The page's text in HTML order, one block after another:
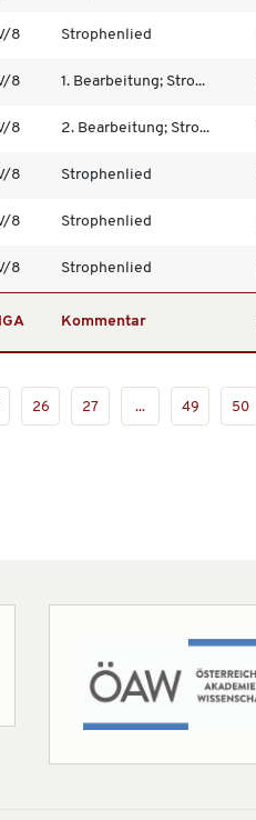
8 Strophenlied
8 1. Bearbeitung; Stro...
8 2. Bearbeitung; Stro...
8 Strophenlied
8 Strophenlied
8 Strophenlied
Kommentar
26 27 ... 49 50